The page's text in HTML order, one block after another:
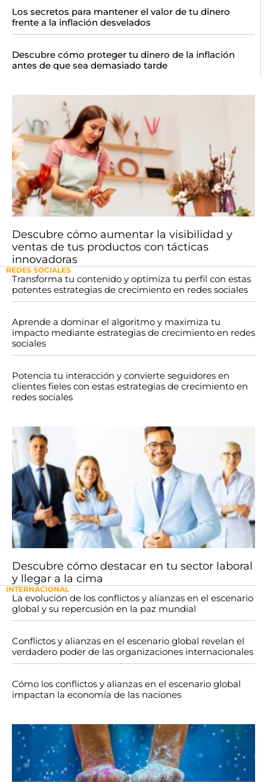
Los secretos para mantener el valor de tu dinero
frente a la inflación desvelados
Descubre cómo proteger tu dinero de la inflación
antes de que sea demasiado tarde
Descubre cómo aumentar la visibilidad y
ventas de tus productos con tácticas
innovadoras
REDES SOCIALES
Transforma tu contenido y optimiza tu perfil con estas
potentes estrategias de crecimiento en redes sociales
Aprende a dominar el algoritmo y maximiza tu
impacto mediante estrategias de crecimiento en redes
sociales
Potencia tu interacción y convierte seguidores en
clientes fieles con estas estrategias de crecimiento en
redes sociales
Descubre cómo destacar en tu sector laboral
y llegar a la cima
INTERNACIONAL
La evolución de los conflictos y alianzas en el escenario
global y su repercusión en la paz mundial
Conflictos y alianzas en el escenario global revelan el
verdadero poder de las organizaciones internacionales
Cómo los conflictos y alianzas en el escenario global
impactan la economía de las naciones